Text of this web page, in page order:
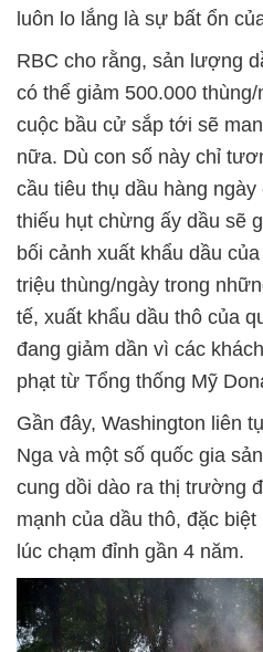
luôn lo lắng là sự bất ổn
RBC cho rằng, sản lượng
có thể giảm 500.000
cuộc bầu cử sắp tới sẽ
nữa. Dù con số này chỉ
cầu tiêu thụ dầu hàng
thiếu hụt chừng ấy dầu sẽ
bối cảnh xuất khẩu dầu
triệu thùng/ngày trong
tế, xuất khẩu dầu thô của
đang giảm dần vì các
phạt từ Tổng thống Mỹ
Gần đây, Washington liên
Nga và một số quốc gia
cung dồi dào ra thị trường
mạnh của dầu thô, đặc
lúc chạm đỉnh gần 4 năm.